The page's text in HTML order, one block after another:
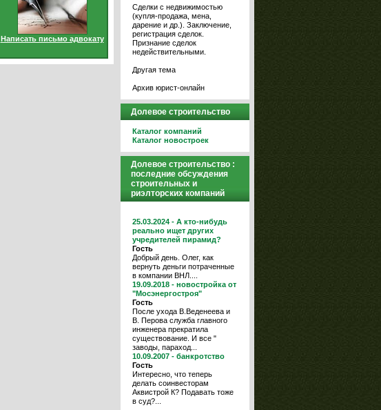
Написать письмо адвокату
Сделки с недвижимостью
(купля-продажа, мена,
дарение и др.). Заключение,
регистрация сделок.
Признание сделок
недействительными.
Другая тема
Архив юрист-онлайн
Долевое строительство
Каталог компаний
Каталог новостроек
Долевое строительство :
последние обсуждения
строительных и
риэлторских компаний
25.03.2024 - А кто-нибудь
реально ищет других
учредителей пирамид?
Гость
Добрый день. Олег, как
вернуть деньги потраченные
в компании ВНЛ....
19.09.2018 - новостройка от
"Мосэнергостроя"
Гость
После ухода В.Веденеева и
В. Перова служба главного
инженера прекратила
существование. И все "
заводы, параход...
10.09.2007 - банкротство
Гость
Интересно, что теперь
делать соинвесторам
Аквистрой К? Подавать тоже
в суд?...